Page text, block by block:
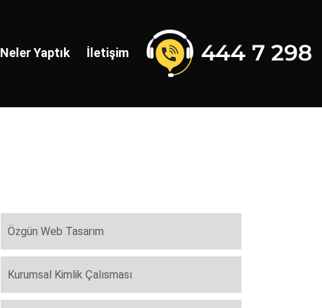
Neler Yaptık İletişim
Özgün Web Tasarım
Kurumsal Kimlik Çalısması